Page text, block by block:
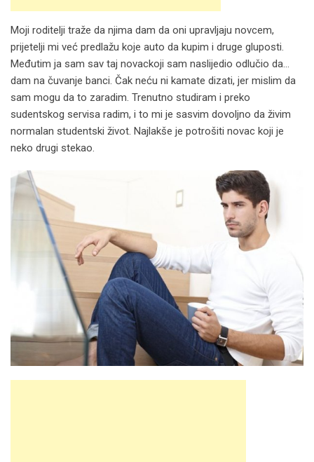
Moji roditelji traže da njima dam da oni upravljaju novcem,
prijetelji mi već predlažu koje auto da kupim i druge gluposti.
Međutim ja sam sav taj novackoji sam naslijedio odlučio da…
dam na čuvanje banci. Čak neću ni kamate dizati, jer mislim da
sam mogu da to zaradim. Trenutno studiram i preko
sudentskog servisa radim, i to mi je sasvim dovoljno da živim
normalan studentski život. Najlakše je potrošiti novac koji je
neko drugi stekao.